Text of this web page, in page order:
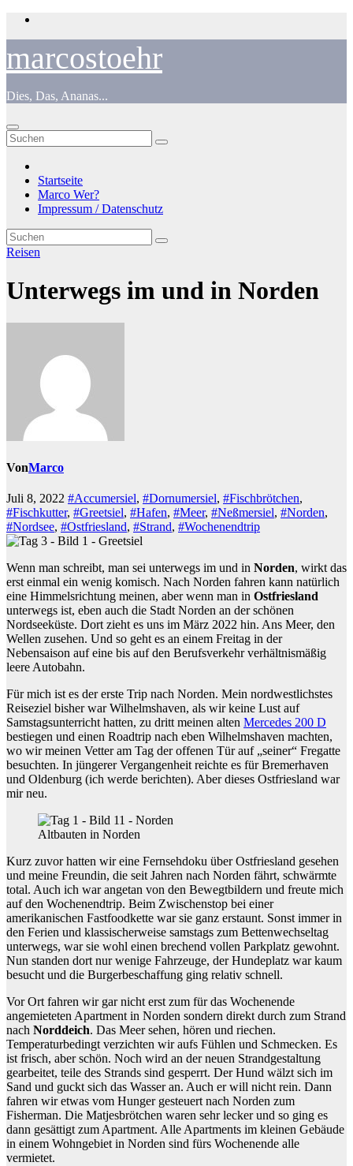
Zum
marcostoehr
Dies, Das, Ananas...
Startseite
Marco Wer?
Impressum / Datenschutz
Reisen
Unterwegs im und in Norden
VonMarco
Juli 8, 2022 #Accumersiel, #Dornumersiel, #Fischbrötchen,
#Fischkutter, #Greetsiel, #Hafen, #Meer, #Neßmersiel, #Norden,
#Nordsee, #Ostfriesland, #Strand, #Wochenendtrip
Wenn man schreibt, man sei unterwegs im und in Norden, wirkt das
erst einmal ein wenig komisch. Nach Norden fahren kann natürlich
eine Himmelsrichtung meinen, aber wenn man in Ostfriesland
unterwegs ist, eben auch die Stadt Norden an der schönen
Nordseeküste. Dort zieht es uns im März 2022 hin. Ans Meer, den
Wellen zusehen. Und so geht es an einem Freitag in der
Nebensaison auf eine bis auf den Berufsverkehr verhältnismäßig
leere Autobahn.
Für mich ist es der erste Trip nach Norden. Mein nordwestlichstes
Reiseziel bisher war Wilhelmshaven, als wir keine Lust auf
Samstagsunterricht hatten, zu dritt meinen alten Mercedes 200 D
bestiegen und einen Roadtrip nach eben Wilhelmshaven machten,
wo wir meinen Vetter am Tag der offenen Tür auf „seiner“ Fregatte
besuchten. In jüngerer Vergangenheit reichte es für Bremerhaven
und Oldenburg (ich werde berichten). Aber dieses Ostfriesland war
mir neu.
Altbauten in Norden
Kurz zuvor hatten wir eine Fernsehdoku über Ostfriesland gesehen
und meine Freundin, die seit Jahren nach Norden fährt, schwärmte
total. Auch ich war angetan von den Bewegtbildern und freute mich
auf den Wochenendtrip. Beim Zwischenstop bei einer
amerikanischen Fastfoodkette war sie ganz erstaunt. Sonst immer in
den Ferien und klassischerweise samstags zum Bettenwechseltag
unterwegs, war sie wohl einen brechend vollen Parkplatz gewohnt.
Nun standen dort nur wenige Fahrzeuge, der Hundeplatz war kaum
besucht und die Burgerbeschaffung ging relativ schnell.
Vor Ort fahren wir gar nicht erst zum für das Wochenende
angemieteten Apartment in Norden sondern direkt durch zum Strand
nach Norddeich. Das Meer sehen, hören und riechen.
Temperaturbedingt verzichten wir aufs Fühlen und Schmecken. Es
ist frisch, aber schön. Noch wird an der neuen Strandgestaltung
gearbeitet, teile des Strands sind gesperrt. Der Hund wälzt sich im
Sand und guckt sich das Wasser an. Auch er will nicht rein. Dann
fahren wir etwas vom Hunger gesteuert nach Norden zum
Fisherman. Die Matjesbrötchen waren sehr lecker und so ging es
dann gesättigt zum Apartment. Alle Apartments im kleinen Gebäude
in einem Wohngebiet in Norden sind fürs Wochenende alle
vermietet.